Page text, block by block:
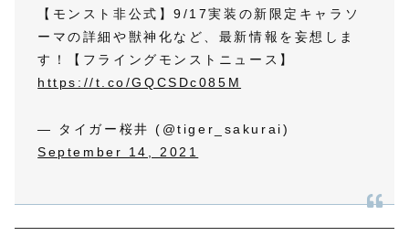
【モンスト非公式】9/17実装の新限定キャラソ
ーマの詳細や獣神化など、最新情報を妄想しま
す！【フライングモンストニュース】
https://t.co/GQCSDc085M
— タイガー桜井 (@tiger_sakurai)
September 14, 2021